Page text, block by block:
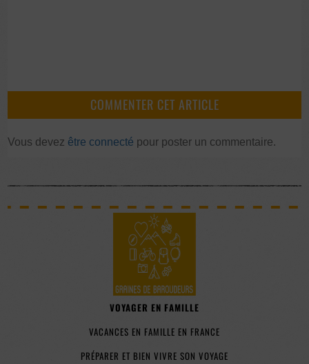
COMMENTER CET ARTICLE
Vous devez être connecté pour poster un commentaire.
VOYAGER EN FAMILLE
VACANCES EN FAMILLE EN FRANCE
PRÉPARER ET BIEN VIVRE SON VOYAGE